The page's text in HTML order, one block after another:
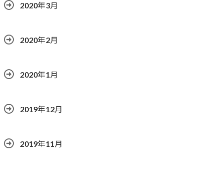
2020年3月
2020年2月
2020年1月
2019年12月
2019年11月